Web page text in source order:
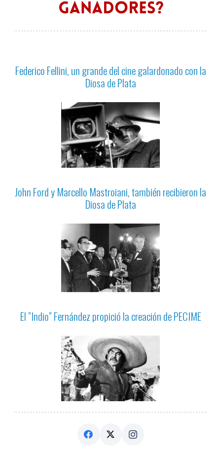
Federico Fellini, un grande del cine galardonado con la
Diosa de Plata
John Ford y Marcello Mastroiani, también recibieron la
Diosa de Plata
El ”Indio” Fernández propició la creación de PECIME